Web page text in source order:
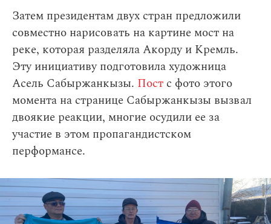
Затем президентам двух стран предложили
совместно нарисовать на картине мост на
реке, которая разделяла Акорду и Кремль.
Эту инициативу подготовила художница
Асель Сабыржанкызы. Пост с фото этого
момента на странице Сабыржанкызы вызвал
двоякие реакции, многие осудили ее за
участие в этом пропагандистском
перформансе.